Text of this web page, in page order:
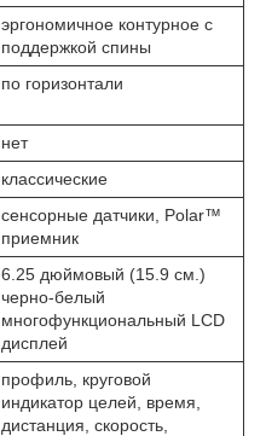
эргономичное контурное с
поддержкой спины
по горизонтали
нет
классические
сенсорные датчики, Polar™
приемник
6.25 дюймовый (15.9 см.)
черно-белый
многофункциональный LCD
дисплей
профиль, круговой
индикатор целей, время,
дистанция, скорость,